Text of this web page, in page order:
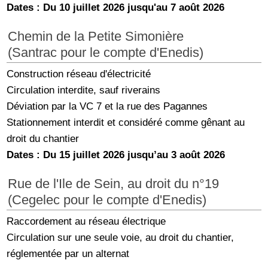
Dates : Du 10 juillet 2026 jusqu'au 7 août 2026
Chemin de la Petite Simonière
(Santrac pour le compte d'Enedis)
Construction réseau d'électricité
Circulation interdite, sauf riverains
Déviation par la VC 7 et la rue des Pagannes
Stationnement interdit et considéré comme gênant au
droit du chantier
Dates : Du 15 juillet 2026 jusqu’au 3 août 2026
Rue de l'Ile de Sein, au droit du n°19
(Cegelec pour le compte d'Enedis)
Raccordement au réseau électrique
Circulation sur une seule voie, au droit du chantier,
réglementée par un alternat